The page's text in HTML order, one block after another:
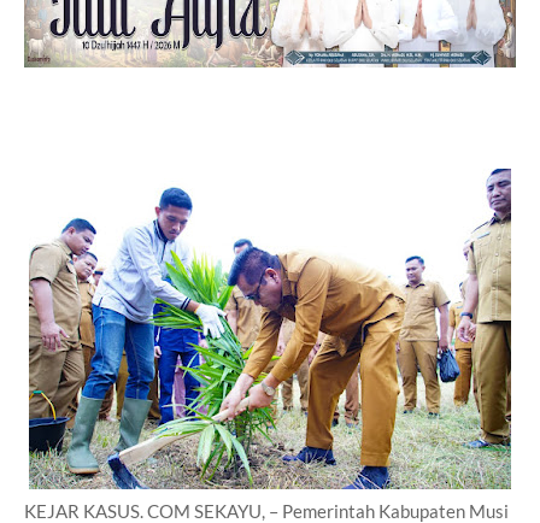
KEJAR KASUS. COM SEKAYU, – Pemerintah Kabupaten Musi